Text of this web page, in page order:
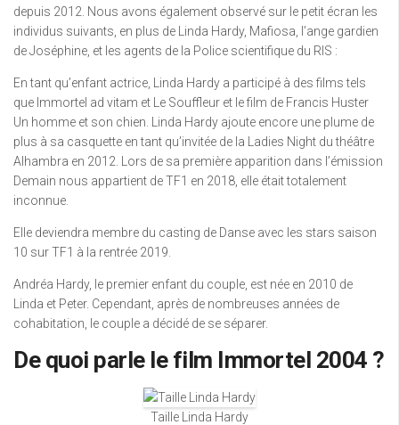
depuis 2012. Nous avons également observé sur le petit écran les
individus suivants, en plus de Linda Hardy, Mafiosa, l’ange gardien
de Joséphine, et les agents de la Police scientifique du RIS :
En tant qu’enfant actrice, Linda Hardy a participé à des films tels
que Immortel ad vitam et Le Souffleur et le film de Francis Huster
Un homme et son chien. Linda Hardy ajoute encore une plume de
plus à sa casquette en tant qu’invitée de la Ladies Night du théâtre
Alhambra en 2012. Lors de sa première apparition dans l’émission
Demain nous appartient de TF1 en 2018, elle était totalement
inconnue.
Elle deviendra membre du casting de Danse avec les stars saison
10 sur TF1 à la rentrée 2019.
Andréa Hardy, le premier enfant du couple, est née en 2010 de
Linda et Peter. Cependant, après de nombreuses années de
cohabitation, le couple a décidé de se séparer.
De quoi parle le film Immortel 2004 ?
Taille Linda Hardy